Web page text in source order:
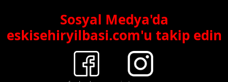
Sosyal Medya'da
eskisehiryilbasi.com'u takip edin